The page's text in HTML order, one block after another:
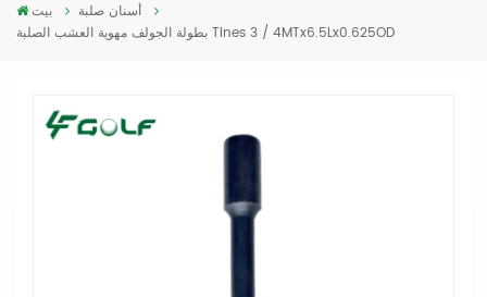
بيت
أسنان صلبة
بطولة الجولف مهوية العشب الصلبة Tines 3 / 4MTx6.5Lx0.625OD